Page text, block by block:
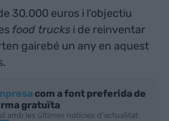
30.000 euros i l'objectiu
food trucks i de reinventar
gairebé un any en aquest
com a font preferida de
gratuïta
amb les últimes notícies d'actualitat